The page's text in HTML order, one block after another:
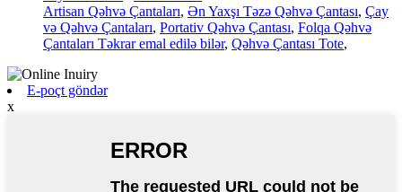
Artisan Qəhvə Çantaları, Ən Yaxşı Təzə Qəhvə Çantası, Çay
və Qəhvə Çantaları, Portativ Qəhvə Çantası, Folqa Qəhvə
Çantaları Təkrar emal edilə bilər, Qəhvə Çantası Tote,
E-poçt göndər
x